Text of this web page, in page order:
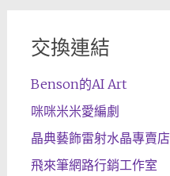
交換連結
Benson的AI Art
咪咪米米愛編劇
晶典藝飾雷射水晶專賣店
飛來筆網路行銷工作室